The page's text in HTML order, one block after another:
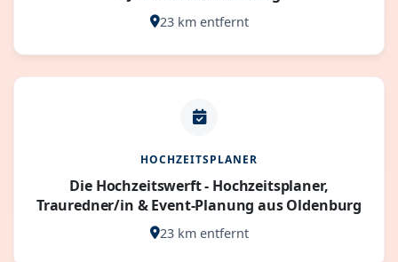
23 km entfernt
HOCHZEITSPLANER
Die Hochzeitswerft - Hochzeitsplaner,
Trauredner/in & Event-Planung aus Oldenburg
23 km entfernt